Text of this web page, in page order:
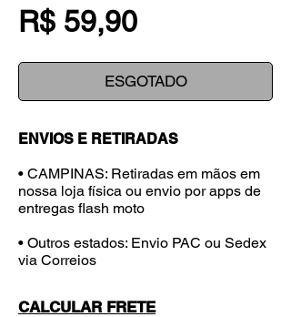
R$ 59,90Preço
ESGOTADO
ENVIOS E RETIRADAS
• CAMPINAS: Retiradas em mãos em
nossa loja física ou envio por apps de
entregas flash moto
• Outros estados: Envio PAC ou Sedex
via Correios
CALCULAR FRETE